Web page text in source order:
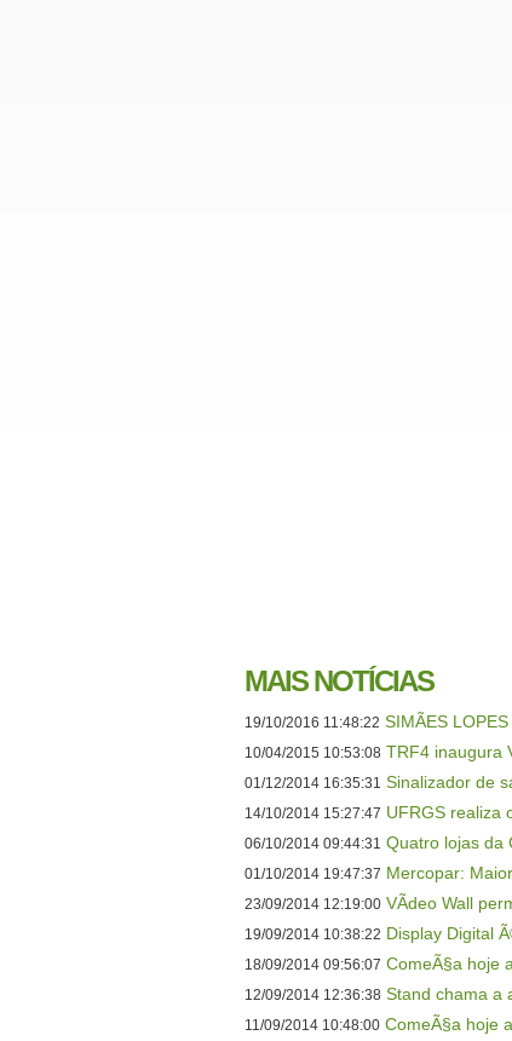
MAIS NOTÍCIAS
19/10/2016 11:48:22 SIMÃES
10/04/2015 10:53:08 TRF4 inaugura
01/12/2014 16:35:31 Sinalizador de
14/10/2014 15:27:47 UFRGS realiza
06/10/2014 09:44:31 Quatro lojas da
01/10/2014 19:47:37 Mercopar:
23/09/2014 12:19:00 VÃ­deo Wall
19/09/2014 10:38:22 Display Digital
18/09/2014 09:56:07 ComeÃ§a hoje
12/09/2014 12:36:38 Stand chama a
11/09/2014 10:48:00 ComeÃ§a hoje